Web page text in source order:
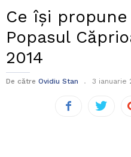
Ce își
Popasul
2014
De către Ovidiu Stan 3 ianuarie